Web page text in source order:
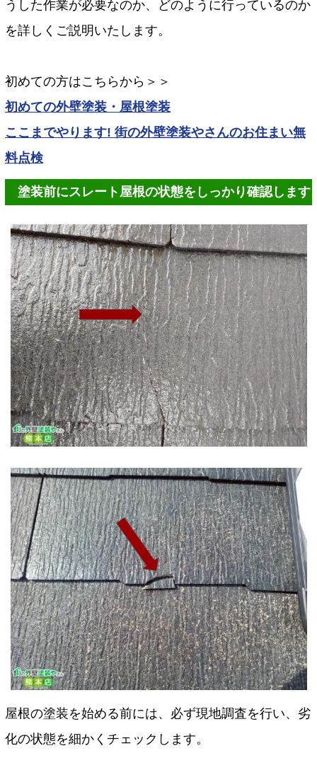
うした作業が必要なのか、どのように行っているのか
を詳しくご説明いたします。
初めての方はこちらから＞＞
初めての外壁塗装・屋根塗装
ここまでやります! 街の外壁塗装やさんのお住まい無
料点検
塗装前にスレート屋根の状態をしっかり確認します
屋根の塗装を始める前には、必ず現地調査を行い、劣
化の状態を細かくチェックします。